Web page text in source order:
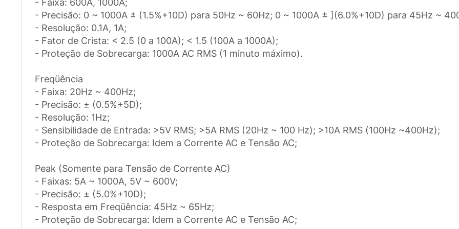
- Faixa: 600A, 1000A;
- Precisão: 0 ~ 1000A ± (1.5%+10D) para 50Hz ~ 60Hz; 0 ~ 1000A ± ](6.0%+10D) para 45Hz ~
- Resolução: 0.1A, 1A;
- Fator de Crista: < 2.5 (0 a 100A); < 1.5 (100A a 1000A);
- Proteção de Sobrecarga: 1000A AC RMS (1 minuto máximo).
Freqüência
- Faixa: 20Hz ~ 400Hz;
- Precisão: ± (0.5%+5D);
- Resolução: 1Hz;
- Sensibilidade de Entrada: >5V RMS; >5A RMS (20Hz ~ 100 Hz); >10A RMS (100Hz ~400Hz);
- Proteção de Sobrecarga: Idem a Corrente AC e Tensão AC;
Peak (Somente para Tensão de Corrente AC)
- Faixas: 5A ~ 1000A, 5V ~ 600V;
- Precisão: ± (5.0%+10D);
- Resposta em Freqüência: 45Hz ~ 65Hz;
- Proteção de Sobrecarga: Idem a Corrente AC e Tensão AC;